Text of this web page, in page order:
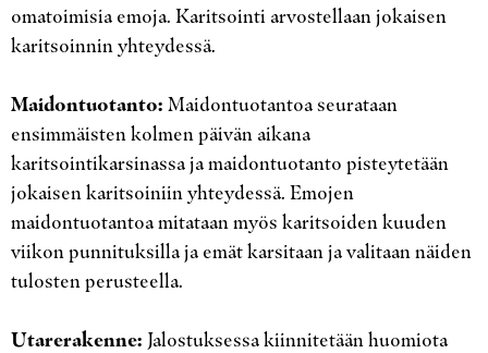
omatoimisia emoja. Karitsointi arvostellaan jokaisen
karitsoinnin yhteydessä.
Maidontuotanto: Maidontuotantoa seurataan
ensimmäisten kolmen päivän aikana
karitsointikarsinassa ja maidontuotanto pisteytetään
jokaisen karitsoiniin yhteydessä. Emojen
maidontuotantoa mitataan myös karitsoiden kuuden
viikon punnituksilla ja emät karsitaan ja valitaan näiden
tulosten perusteella.
Utarerakenne: Jalostuksessa kiinnitetään huomiota